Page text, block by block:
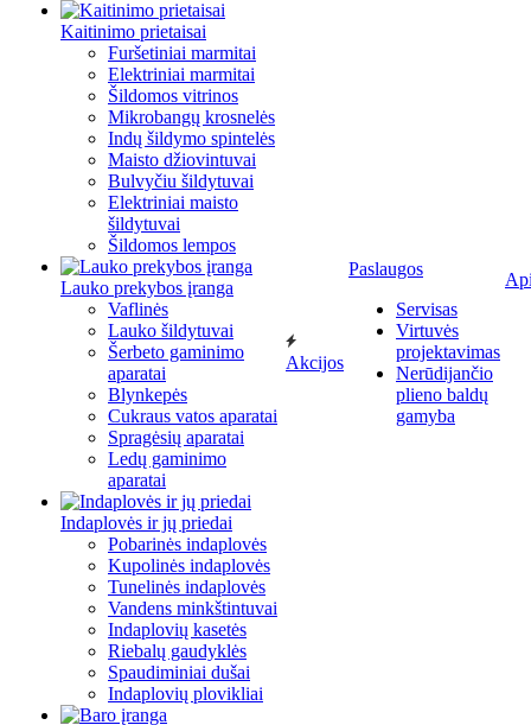
Kaitinimo prietaisai
Furšetiniai marmitai
Elektriniai marmitai
Šildomos vitrinos
Mikrobangų krosnelės
Indų šildymo spintelės
Maisto džiovintuvai
Bulvyčiu šildytuvai
Elektriniai maisto
šildytuvai
Šildomos lempos
Lauko prekybos įranga
Vaflinės
Lauko šildytuvai
Šerbeto gaminimo
aparatai
Blynkepės
Cukraus vatos aparatai
Spragėsių aparatai
Ledų gaminimo
aparatai
Indaplovės ir jų priedai
Pobarinės indaplovės
Kupolinės indaplovės
Tunelinės indaplovės
Vandens minkštintuvai
Indaplovių kasetės
Riebalų gaudyklės
Spaudiminiai dušai
Indaplovių plovikliai
Akcijos
Paslaugos
Servisas
Virtuvės
projektavimas
Nerūdijančio
plieno baldų
gamyba